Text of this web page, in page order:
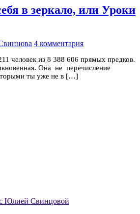
в зеркало, или Уроки
4 комментария
человек из 8 388 606 прямых предков.
Она не перечисление
ты уже не в […]
Юлией Свинцовой